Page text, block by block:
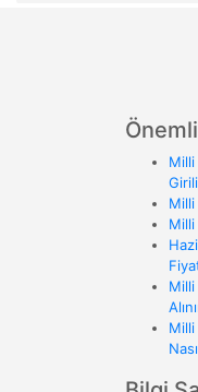
Milli
Milli
Milli
Milli
Milli